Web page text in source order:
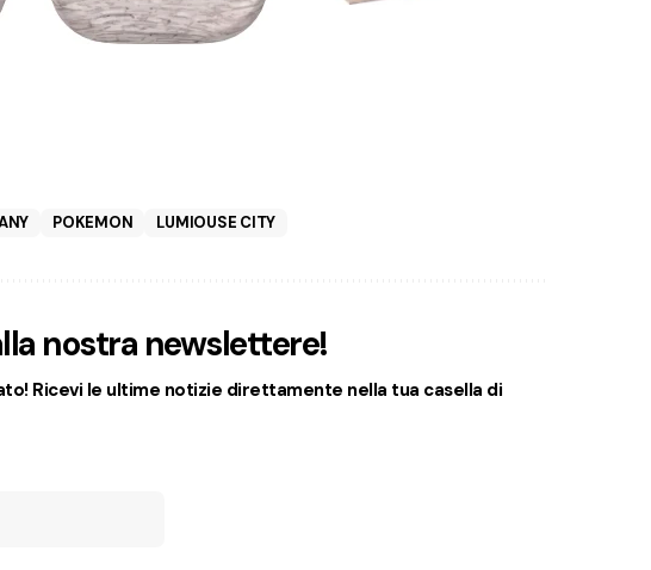
POKEMON LUMIOUSE CITY
nostra newslettere!
Ricevi le ultime notizie direttamente nella tua casella di